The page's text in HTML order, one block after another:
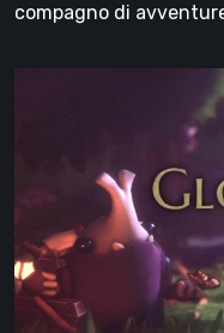
bisogno
compagno di
accattivante
suggestivo
action-
adventure